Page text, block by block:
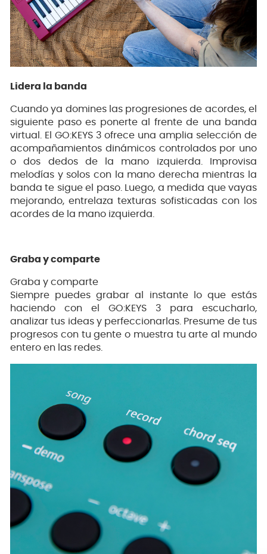
Lidera la banda
Cuando ya domines las progresiones de acordes, el
siguiente paso es ponerte al frente de una banda
virtual. El GO:KEYS 3 ofrece una amplia selección de
acompañamientos dinámicos controlados por uno
o dos dedos de la mano izquierda. Improvisa
melodías y solos con la mano derecha mientras la
banda te sigue el paso. Luego, a medida que vayas
mejorando, entrelaza texturas sofisticadas con los
acordes de la mano izquierda.
Graba y comparte
Graba y comparte
Siempre puedes grabar al instante lo que estás
haciendo con el GO:KEYS 3 para escucharlo,
analizar tus ideas y perfeccionarlas. Presume de tus
progresos con tu gente o muestra tu arte al mundo
entero en las redes.